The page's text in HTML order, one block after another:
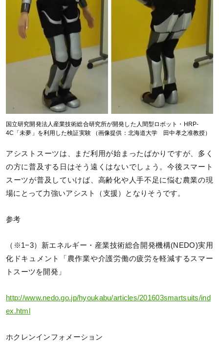
国立研究開発法人産業技術総合研究所が開発した人間型ロボット・HRP-
4C「未夢」を利用した検証実験 （画像提供：北海道大学 田中孝之准教授）
アシストスーツは、まだ利用が始まったばかりですが、多く
の方に普及する日はそう遠くはないでしょう。今後スマート
スーツが普及していけば、高齢化や人手不足に悩む農業の現
場にとって力強いアシスト（支援）となりそうです。
参考
（※1−3）新エネルギー・産業技術総合開発機構(NEDO)実用
化ドキュメント「農作業や介護労働の疲労を軽減するスマー
トスーツを開発」
http://www.nedo.go.jp/hyoukabu/articles/201603smartsuits/ind
ex.html
ホクレンインフォメーション